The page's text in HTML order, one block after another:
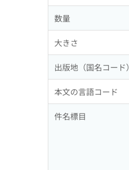
数量
大きさ
出版地（国名コード）
本文の言語コード
件名標目